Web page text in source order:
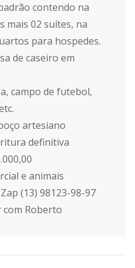
contendo na
mais 02 suítes, na
para hospedes.
de caseiro em
campo de futebol,
artesiano
definitiva
e animais
(13) 98123-98-97
com Roberto